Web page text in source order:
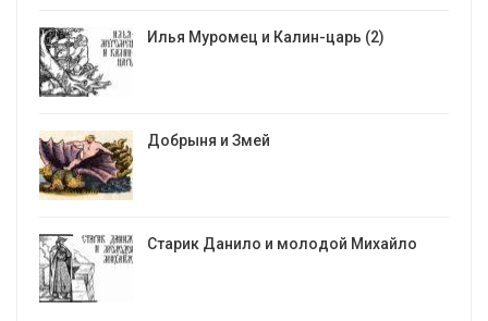
Илья Муромец и Калин-царь (2)
Добрыня и Змей
Старик Данило и молодой Михайло